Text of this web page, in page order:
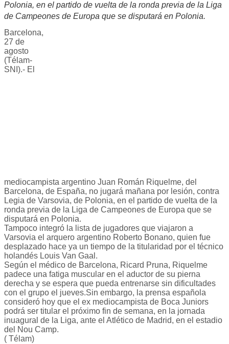
Polonia, en el partido de vuelta de la ronda previa de la Liga
de Campeones de Europa que se disputará en Polonia.
Barcelona,
27 de
agosto
(Télam-
SNI).- El
mediocampista argentino Juan Román Riquelme, del
Barcelona, de España, no jugará mañana por lesión, contra
Legia de Varsovia, de Polonia, en el partido de vuelta de la
ronda previa de la Liga de Campeones de Europa que se
disputará en Polonia.
Tampoco integró la lista de jugadores que viajaron a
Varsovia el arquero argentino Roberto Bonano, quien fue
desplazado hace ya un tiempo de la titularidad por el técnico
holandés Louis Van Gaal.
Según el médico de Barcelona, Ricard Pruna, Riquelme
padece una fatiga muscular en el aductor de su pierna
derecha y se espera que pueda entrenarse sin dificultades
con el grupo el jueves.Sin embargo, la prensa española
consideró hoy que el ex mediocampista de Boca Juniors
podrá ser titular el próximo fin de semana, en la jornada
inuagural de la Liga, ante el Atlético de Madrid, en el estadio
del Nou Camp.
( Télam)